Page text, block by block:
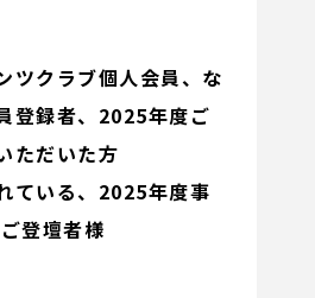
ツクラブ個人会員、な
登録者、2025年度ご
ただいた方
ている、2025年度事
登壇者様